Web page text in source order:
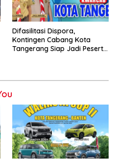
Difasilitasi Dispora,
Kontingen Cabang Kota
Tangerang Siap Jadi Peserta